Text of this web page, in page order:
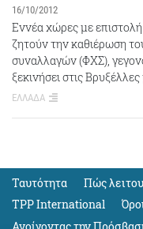
16/10/2012
Εννέα χώρες με
ζητούν την καθιέρωση
συναλλαγών (ΦΧΣ),
ξεκινήσει στις Βρυξέλλες
ΕΛΛΑΔΑ
Ταυτότητα Πώς
TPP International